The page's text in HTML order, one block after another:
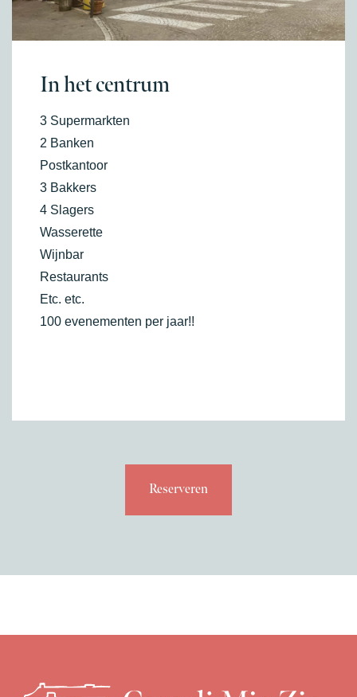
In het centrum
3 Supermarkten
2 Banken
Postkantoor
3 Bakkers
4 Slagers
Wasserette
Wijnbar
Restaurants
Etc. etc.
100 evenementen per jaar!!
Reserveren